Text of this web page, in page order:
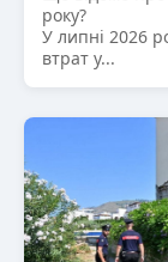
року?
У липні 2026
втрат у...